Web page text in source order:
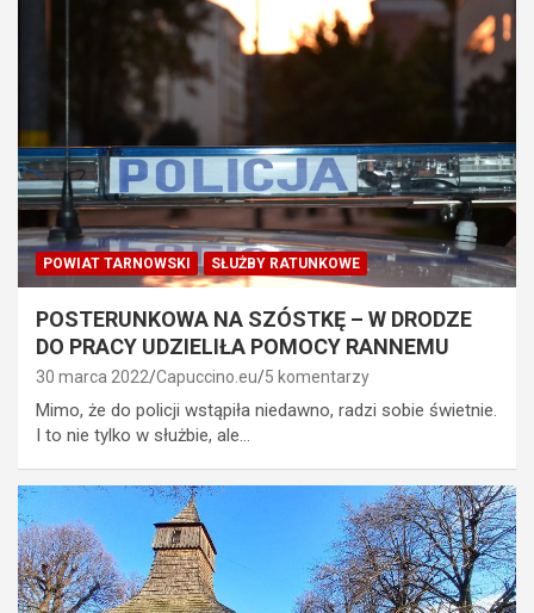
POWIAT TARNOWSKI SŁUŻBY RATUNKOWE
POSTERUNKOWA NA SZÓSTKĘ – W DRODZE
DO PRACY UDZIELIŁA POMOCY RANNEMU
30 marca 2022 Capuccino.eu 5 komentarzy
Mimo, że do policji wstąpiła niedawno, radzi sobie świetnie.
I to nie tylko w służbie, ale…